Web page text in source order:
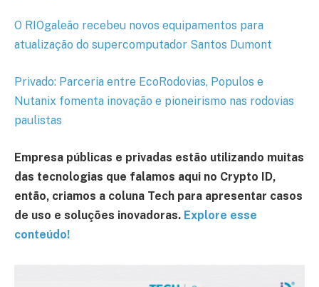
O RIOgaleão recebeu novos equipamentos para
atualização do supercomputador Santos Dumont
Privado: Parceria entre EcoRodovias, Populos e
Nutanix fomenta inovação e pioneirismo nas rodovias
paulistas
Empresa públicas e privadas estão utilizando muitas
das tecnologias que falamos aqui no Crypto ID,
então, criamos a coluna Tech para apresentar casos
de uso e soluções inovadoras. Explore esse
conteúdo!